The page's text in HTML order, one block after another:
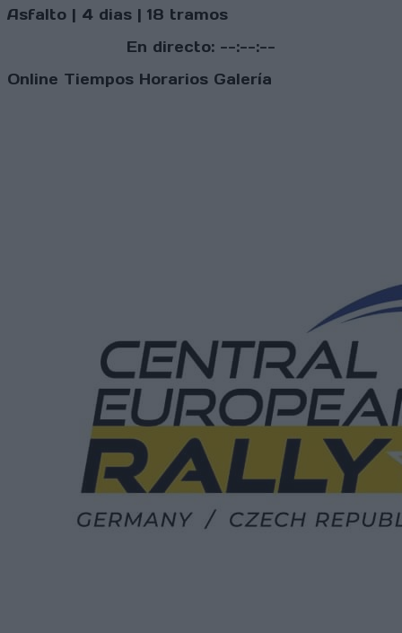
Asfalto | 4 dias | 18 tramos
En directo: --:--:--
Online Tiempos Horarios Galería